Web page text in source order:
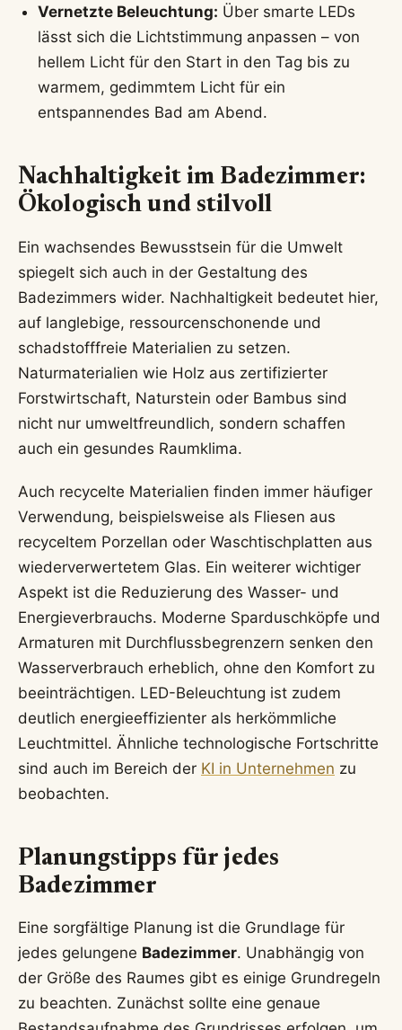
Vernetzte Beleuchtung: Über smarte LEDs
lässt sich die Lichtstimmung anpassen – von
hellem Licht für den Start in den Tag bis zu
warmem, gedimmtem Licht für ein
entspannendes Bad am Abend.
Nachhaltigkeit im Badezimmer:
Ökologisch und stilvoll
Ein wachsendes Bewusstsein für die Umwelt
spiegelt sich auch in der Gestaltung des
Badezimmers wider. Nachhaltigkeit bedeutet hier,
auf langlebige, ressourcenschonende und
schadstofffreie Materialien zu setzen.
Naturmaterialien wie Holz aus zertifizierter
Forstwirtschaft, Naturstein oder Bambus sind
nicht nur umweltfreundlich, sondern schaffen
auch ein gesundes Raumklima.
Auch recycelte Materialien finden immer häufiger
Verwendung, beispielsweise als Fliesen aus
recyceltem Porzellan oder Waschtischplatten aus
wiederverwertetem Glas. Ein weiterer wichtiger
Aspekt ist die Reduzierung des Wasser- und
Energieverbrauchs. Moderne Sparduschköpfe und
Armaturen mit Durchflussbegrenzern senken den
Wasserverbrauch erheblich, ohne den Komfort zu
beeinträchtigen. LED-Beleuchtung ist zudem
deutlich energieeffizienter als herkömmliche
Leuchtmittel. Ähnliche technologische Fortschritte
sind auch im Bereich der KI in Unternehmen zu
beobachten.
Planungstipps für jedes
Badezimmer
Eine sorgfältige Planung ist die Grundlage für
jedes gelungene Badezimmer. Unabhängig von
der Größe des Raumes gibt es einige Grundregeln
zu beachten. Zunächst sollte eine genaue